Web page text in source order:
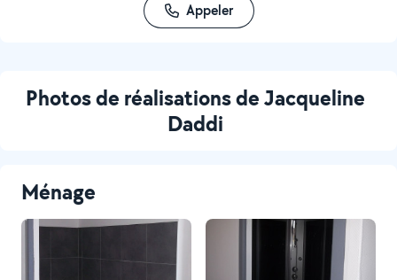
Appeler
Photos de réalisations de Jacqueline
Daddi
Ménage